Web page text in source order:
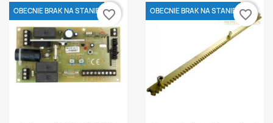
OBECNIE BRAK NA STANIE favorite_border OBECNIE BRAK NA STANIE favorite_border